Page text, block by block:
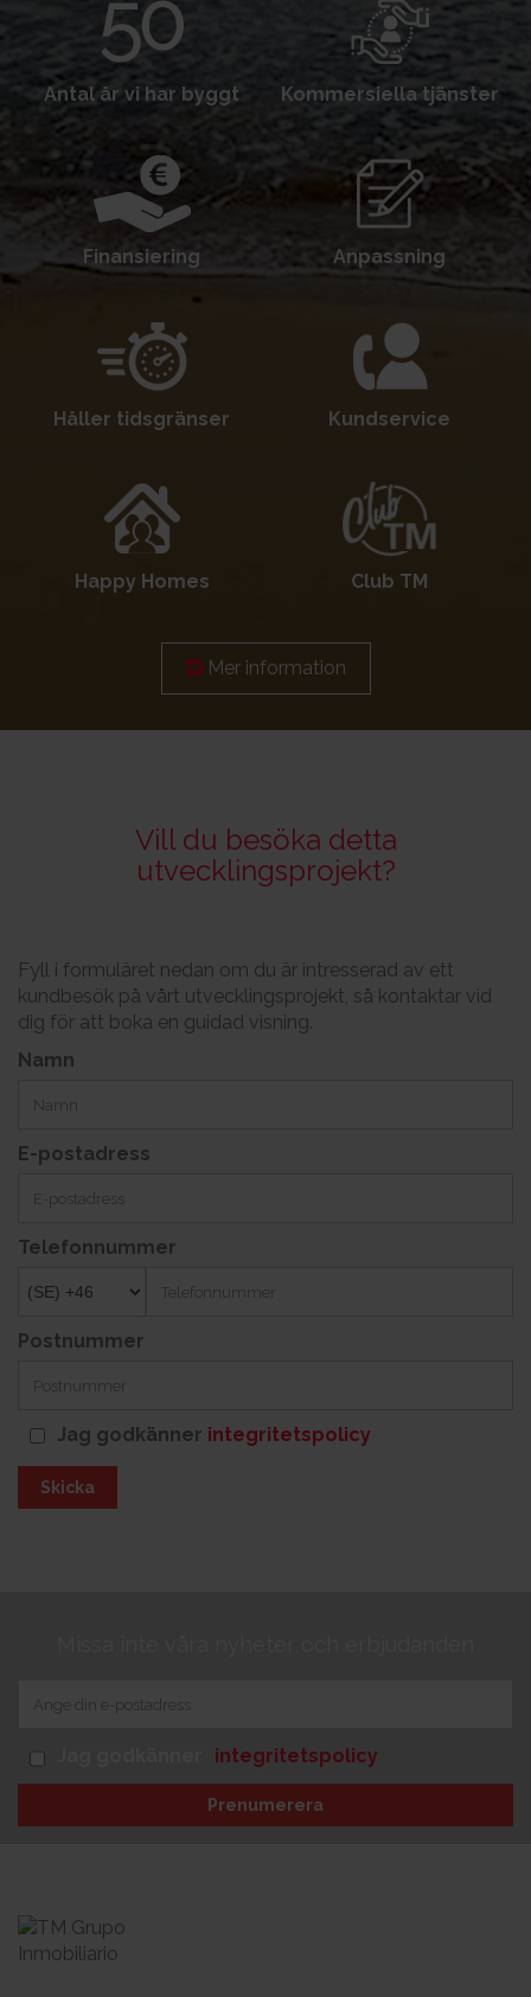
Antal år vi har byggt Kommersiella tjänster
Finansiering Anpassning
Håller tidsgränser Kundservice
Happy Homes Club TM
Mer information
Vill du besöka detta
utvecklingsprojekt?
Fyll i formuläret nedan om du är intresserad av ett
kundbesök på vårt utvecklingsprojekt, så kontaktar vid
dig för att boka en guidad visning.
Namn
E-postadress
Telefonnummer
Postnummer
Jag godkänner integritetspolicy
Skicka
integritetspolicy
Prenumerera